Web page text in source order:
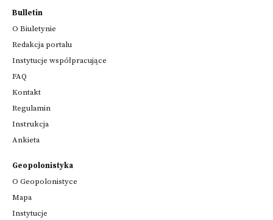
Bulletin
O Biuletynie
Redakcja portalu
Instytucje współpracujące
FAQ
Kontakt
Regulamin
Instrukcja
Ankieta
Geopolonistyka
O Geopolonistyce
Mapa
Instytucje